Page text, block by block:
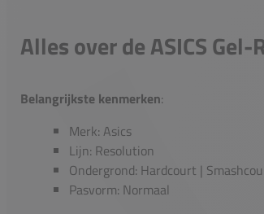
Alles over de ASICS
Belangrijkste kenmerken:
Merk: Asics
Lijn: Resolution
Ondergrond: Hardcourt |
Pasvorm: Normaal